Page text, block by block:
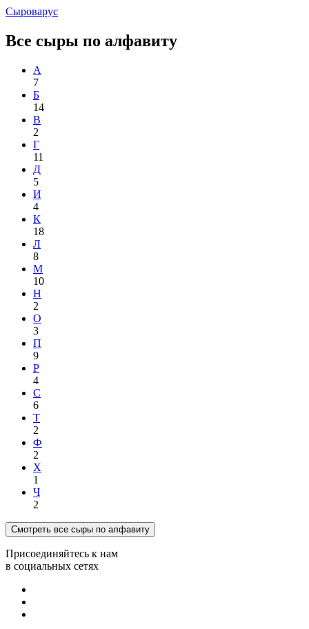
Сыроварус
Все сыры по алфавиту
А
7
Б
14
В
2
Г
11
Д
5
И
4
К
18
Л
8
М
10
Н
2
О
3
П
9
Р
4
С
6
Т
2
Ф
2
Х
1
Ч
2
Смотреть все сыры по алфавиту
Присоединяйтесь к нам
в социальных сетях